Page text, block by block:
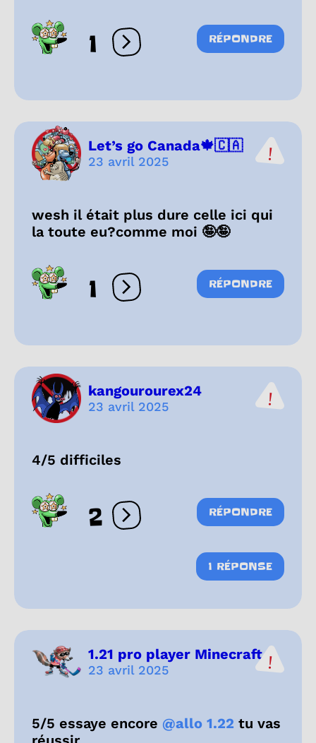
1 Ouvrir les réactions
RÉPONDRE
Let’s go Canada🍁🇨🇦
23 avril 2025
wesh il était plus dure celle ici qui
la toute eu?comme moi 🤪🤪
1 Ouvrir les réactions
RÉPONDRE
kangourourex24
23 avril 2025
4/5 difficiles
2 Ouvrir les réactions
RÉPONDRE
1 RÉPONSE
1.21 pro player Minecraft...
23 avril 2025
5/5 essaye encore @allo 1.22 tu vas